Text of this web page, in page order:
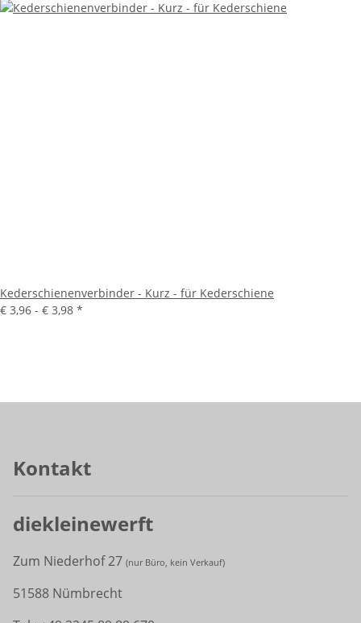
Kederschienenverbinder - Kurz - für Kederschiene
€ 3,96 - € 3,98 *
Kontakt
diekleinewerft
Zum Niederhof 27 (nur Büro, kein Verkauf)
51588 Nümbrecht